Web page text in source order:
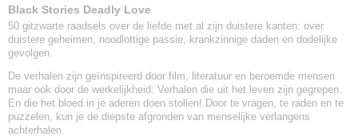
Black Stories Deadly Love
50 gitzwarte raadsels over de liefde met al zijn duistere kanten: over
duistere geheimen, noodlottige passie, krankzinnige daden en dodelijke
gevolgen.
De verhalen zijn geïnspireerd door film, literatuur en beroemde mensen
maar ook door de werkelijkheid: Verhalen die uit het leven zijn gegrepen.
En die het bloed in je aderen doen stollen! Door te vragen, te raden en te
puzzelen, kun je de diepste afgronden van menselijke verlangens
achterhalen.